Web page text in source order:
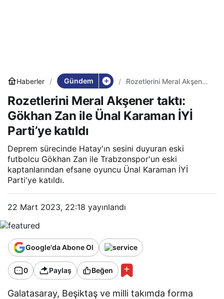
Haberler Gündem
Rozetlerini Meral Akşener
Karaman İYİ Parti’ye
katıldı
Rozetlerini Meral Akşener taktı:
Gökhan Zan ile Ünal Karaman İYİ
Parti’ye katıldı
Deprem sürecinde Hatay'ın sesini duyuran eski
futbolcu Gökhan Zan ile Trabzonspor'un eski
kaptanlarından efsane oyuncu Ünal Karaman İYİ
Parti'ye katıldı.
22 Mart 2023, 22:18 yayınlandı
Google'da Abone Ol
0 Paylaş Beğen
Galatasaray, Beşiktaş ve milli takımda forma